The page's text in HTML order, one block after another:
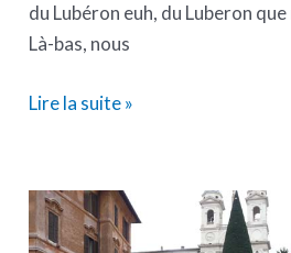
du Lubéron euh, du Luberon
Là-bas, nous
Lire la suite »
Où
passer